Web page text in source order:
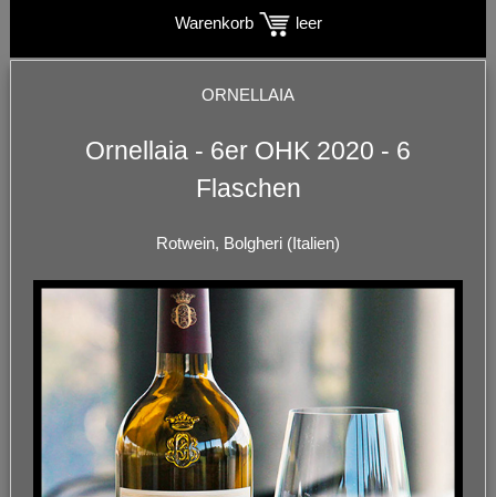
Warenkorb leer
ORNELLAIA
Ornellaia - 6er OHK 2020 - 6
Flaschen
Rotwein, Bolgheri (Italien)